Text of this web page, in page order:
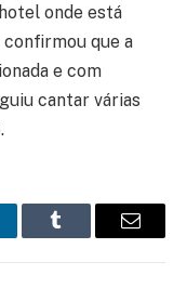
onde está
confirmou que a
e com
cantar várias
Tumblr Email